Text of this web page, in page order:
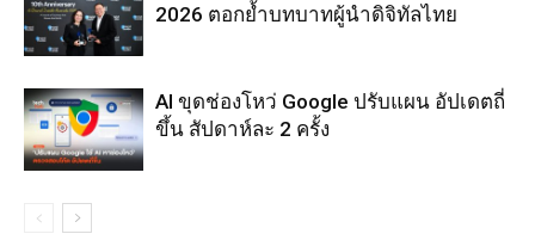
2026 ตอกย้ำบทบาทผู้นำดิจิทัลไทย
AI ขุดช่องโหว่ Google ปรับแผน อัปเดตถี่
ขึ้น สัปดาห์ละ 2 ครั้ง